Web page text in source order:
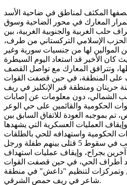
المكثف لمناطق في ضاحية الأسد
المعارك في محور الضاحية وسوق
حلب الغربية والجنوبية الغربية، بين
الإسلامي التركستاني من طرف،
الموالين لها من جنسيات سورية وغير
الأخير قد استعاد اليوم السيطرة
وتترافق المعارك مع تواصل القصف
على المنطقة، في حين قصفت القوات
حريتان ومنطقة قبر الإنكليز في ريف
الحكومية والقائمين على حي الوعر
بموجبه العودة للاتفاق السابق بين
العمليات العسكرية التي يشهدها
الحكومية واستهدافه للحي بالطلقات
النارية والرشاشات، ما تسبب في سقوط 5 قتلى بينهم طفلة ورجل
وابنه وإصابة أكثر من 20 آخرين بجراح، وإيقاف عمليات استهداف
أطراف الحي، في حين قصفت القوات
وتمركزات لتنظيم "داعش" في منطقة
شاعر في ريف حمص الشرقي.